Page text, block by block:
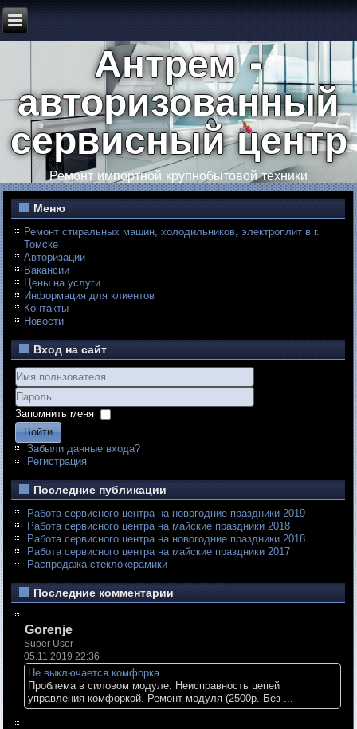
Антрем -
авторизованный
сервисный центр
Ремонт импортной крупнобытовой техники
Меню
Ремонт стиральных машин, холодильников, электроплит в г.
Томске
Авторизации
Вакансии
Цены на услуги
Информация для клиентов
Контакты
Новости
Вход на сайт
Запомнить меня
Войти
Забыли данные входа?
Регистрация
Последние публикации
Работа сервисного центра на новогодние праздники 2019
Работа сервисного центра на майские праздники 2018
Работа сервисного центра на новогодние праздники 2018
Работа сервисного центра на майские праздники 2017
Распродажа стеклокерамики
Последние комментарии
Gorenje
Super User
05.11.2019 22:36
Не выключается комфорка
Проблема в силовом модуле. Неисправность цепей
управления комфоркой. Ремонт модуля (2500р. Без ...